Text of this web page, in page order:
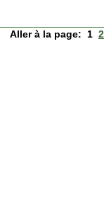
Aller à la page: 1 2